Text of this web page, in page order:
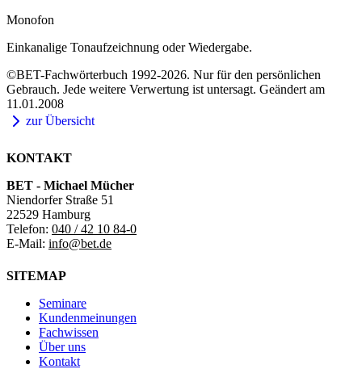
Monofon
Einkanalige Tonaufzeichnung oder Wiedergabe.
©BET-Fachwörterbuch 1992-2026. Nur für den persönlichen
Gebrauch. Jede weitere Verwertung ist untersagt. Geändert am
11.01.2008
zur Übersicht
KONTAKT
BET - Michael Mücher
Niendorfer Straße 51
22529 Hamburg
Telefon: 040 / 42 10 84-0
E-Mail: info@bet.de
SITEMAP
Seminare
Kundenmeinungen
Fachwissen
Über uns
Kontakt